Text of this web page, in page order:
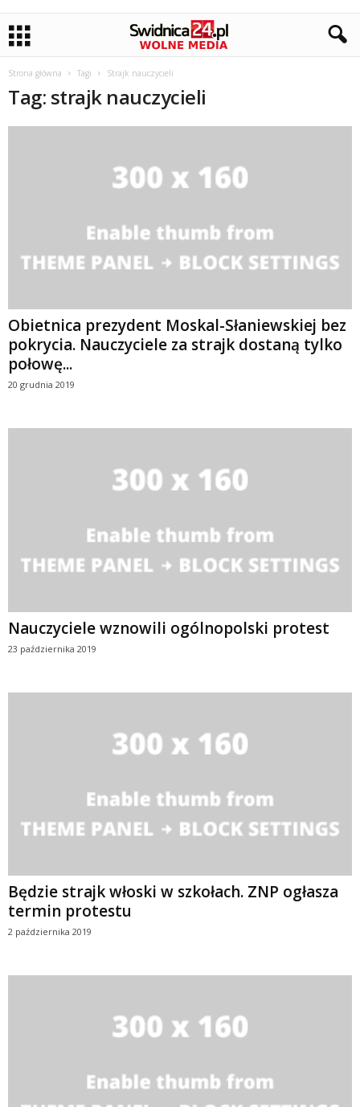
Strona główna Tagi Strajk nauczycieli
Tag: strajk nauczycieli
Obietnica prezydent Moskal-Słaniewskiej bez
pokrycia. Nauczyciele za strajk dostaną tylko
połowę...
20 grudnia 2019
Nauczyciele wznowili ogólnopolski protest
23 października 2019
Będzie strajk włoski w szkołach. ZNP ogłasza
termin protestu
2 października 2019